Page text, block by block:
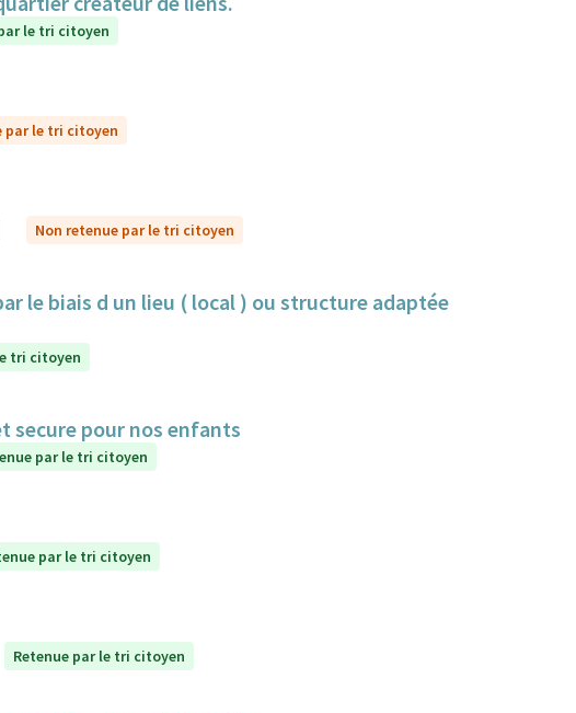
le tri citoyen
par le tri citoyen
Non retenue par le tri citoyen
le biais d un lieu ( local ) ou structure adaptée
tri citoyen
secure pour nos enfants
par le tri citoyen
par le tri citoyen
Retenue par le tri citoyen